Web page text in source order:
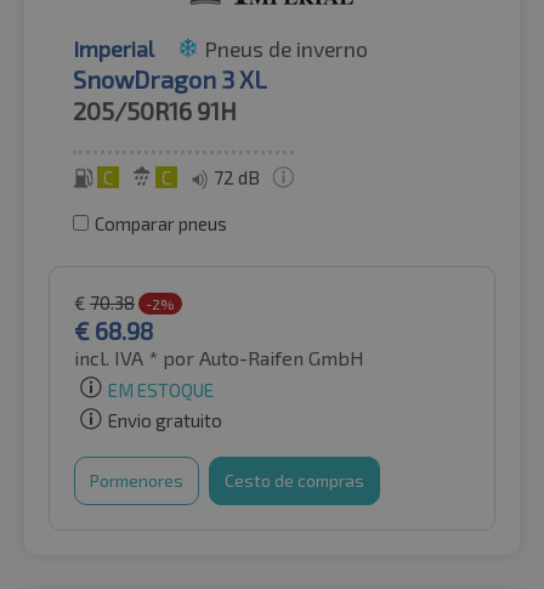
Imperial Pneus de inverno
SnowDragon 3 XL
205/50R16 91H
C C 72 dB
Comparar pneus
€ 70.38 -2%
€ 68.98
incl. IVA * por Auto-Raifen GmbH
EM ESTOQUE
Envio gratuito
Pormenores Cesto de compras